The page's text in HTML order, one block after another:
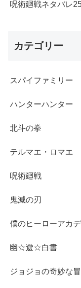
呪術廻戦ネタバレ
カテゴリー
スパイファミリー
ハンターハンター
北斗の拳
テルマエ・ロマエ
呪術廻戦
鬼滅の刃
僕のヒーローアカ
幽☆遊☆白書
ジョジョの奇妙な